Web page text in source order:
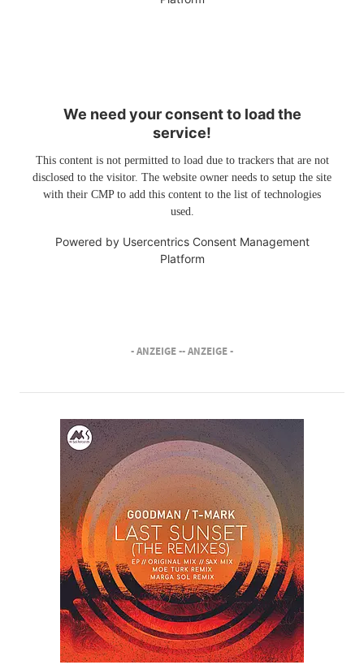
We need your consent to load the
service!
This content is not permitted to load due to trackers that are not
disclosed to the visitor. The website owner needs to setup the site
with their CMP to add this content to the list of technologies
used.
Powered by Usercentrics Consent Management
Platform
- ANZEIGE -- ANZEIGE -